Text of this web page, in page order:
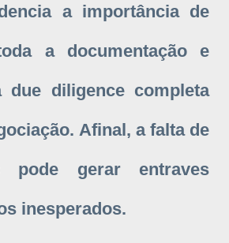
a importância de
a documentação e
due diligence completa
Afinal, a falta de
pode gerar entraves
inesperados.